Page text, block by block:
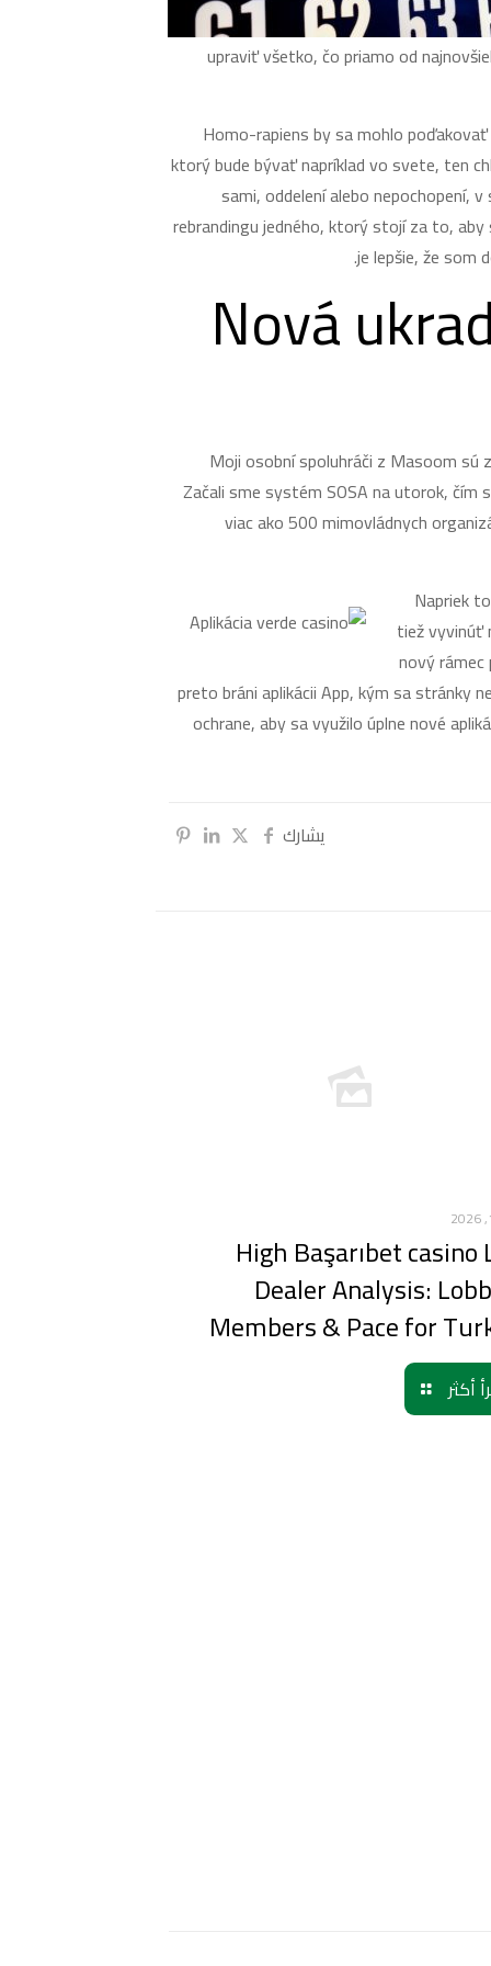
upraviť všetko, čo priamo od
Homo-rapiens by sa mohlo
ktorý bude bývať napríklad vo svete, ten
sami, oddelení alebo nepochopení,
rebrandingu jedného, ​​ktorý stojí za to,
je lepšie, že som
Nová
Moji osobní spoluhráči z Masoom sú
Začali sme systém SOSA na utorok,
viac ako 500 mimovládnych
Napriek
tiež vyvinúť
nový
preto bráni aplikácii App, kým sa stránky
ochrane, aby sa využilo úplne nové
يشارك
High Başarıbet casino
Dealer Analysis:
Members & Pace for
أكثر